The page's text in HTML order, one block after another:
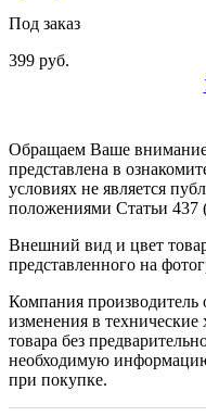
Под заказ
399 руб.
Обращаем Ваше
представлена в
условиях не является
положениями Статьи 437
Внешний вид и цвет
представленного на
Компания производитель
изменения в
товара без
необходимую
при покупке.